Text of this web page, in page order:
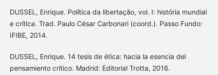
DUSSEL, Enrique. Política da libertação, vol. I: história mundial
e crítica. Trad. Paulo César Carbonari (coord.). Passo Fundo:
IFIBE, 2014.
DUSSEL, Enrique. 14 tesis de ética: hacia la esencia del
pensamiento crítico. Madrid: Editorial Trotta, 2016.